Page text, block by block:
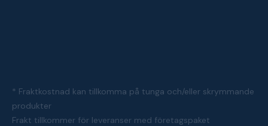
* Fraktkostnad kan tillkomma på tunga och/eller skrymmande
produkter
Frakt tillkommer för leveranser med företagspaket